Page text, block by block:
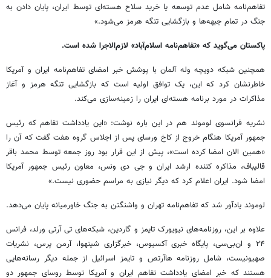
تفاهم‌نامه شامل عدم توسعه یا خرید سلاح هسته‌ای توسط ایران، پایان دادن به
جنگ در تمام جبهه‌ها و بازگشایی تنگه هرمز می‌شود.»
پاکستان می‌گوید که «تفاهم‌نامه اسلام‌آباد» لازم‌الاجرا شده است.
همچنین شبکه دویچه وله آلمان با پوشش خبر امضای تفاهم‌نامه ایران و آمریکا
خاطرنشان کرد که این، یک توافق اولیه است که بازگشایی تنگه هرمز و آغاز
مذاکرات در مورد برنامه هسته‌ای ایران را زمینه‌سازی می‌کند.
نشریه فرانسوی لوموند هم در این باره نوشت: «این یادداشت تفاهم که رئیس
جمهور آمریکا هنگام خروج از کاخ ورسای پس از اجلاس گروه هفت گفت که آن را
«همین الان امضا کرده است»، پیش از این قرار بود روز جمعه توسط محمد باقر
قالیباف، مذاکره کننده ارشد ایران و جی دی ونس، معاون رئیس جمهور آمریکا
امضا شود. ایران اعلام کرد که دیگر نیازی به مراسم حضوری نیست.»
لوموند یادآور شد که تفاهم‌نامه تهران و واشنگتن به جنگ خاورمیانه پایان می‌دهد.
علاوه بر این، روزنامه‌های نیویورک تایمز و گاردین، شبکه‌های تی آرتی ورلد، فرانس
۲۴ و ان‌بی‌سی، پایگاه خبری آکسیوس، خبرگزاری شینهوا، آرمن پرس، نشریات
صهیونیست، شامل روزنامه هاآرتص و تایمز اسرائیل از جمله دیگر رسانه‌هایی
هستند که خبر امضای یادداشت تفاهم ایران و آمریکا توسط روسای جمهور دو